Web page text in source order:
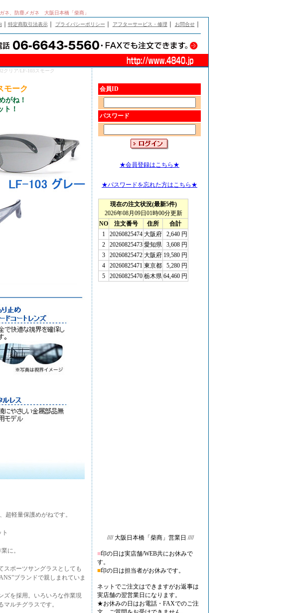
ネ、防塵メガネ 大阪日本橋「柴商」
特定商取引法表示｜ プライバシーポリシー アフターサービス・修理 お問合せ｜
クリア/LF-103スモーク
モーク
がね！
ト！
超軽量保護めがねです。
に。
スポーツサングラスとしても
ブランドで親しまれていま
ズを採用。いろいろな作業現
ルチグラスです。
会員ID
パスワード
★会員登録はこちら★
★パスワードを忘れた方はこちら★
//// 大阪日本橋「柴商」営業日 ////
■印の日は実店舗/WEB共にお休みで
す。
■印の日は担当者がお休みです。
ネットでご注文はできますがお返事は
実店舗の翌営業日になります。
★お休みの日はお電話・FAXでのご注